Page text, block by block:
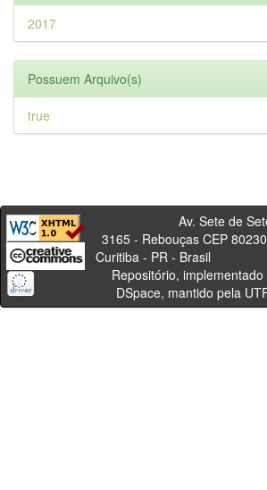
2017
Possuem Arquivo(s)
true
Av. Sete de
3165 - Rebouças CEP
Curitiba - PR -
Repositório, implementado
DSpace, mantido pela